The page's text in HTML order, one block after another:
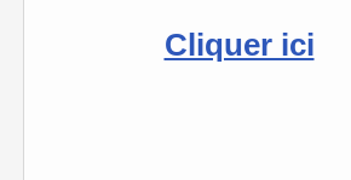
Cliquer ici